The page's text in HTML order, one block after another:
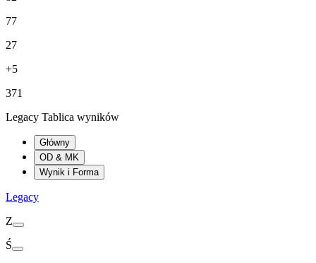
77
27
+5
371
Legacy Tablica wyników
Główny
OD & MK
Wynik i Forma
Legacy
Z
Ś